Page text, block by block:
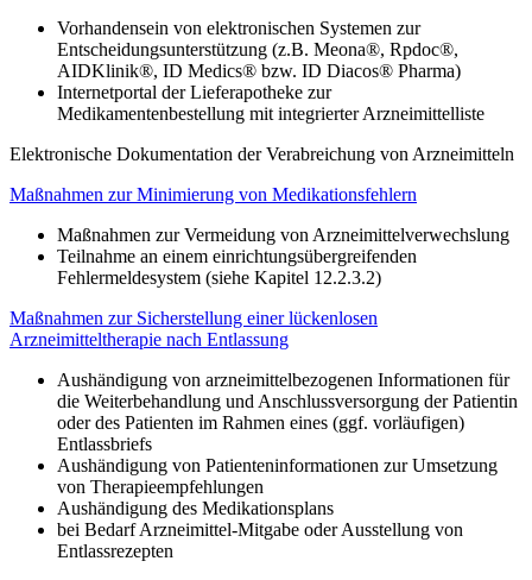
Vorhandensein von elektronischen Systemen zur
Entscheidungsunterstützung (z.B. Meona®, Rpdoc®,
AIDKlinik®, ID Medics® bzw. ID Diacos® Pharma)
Internetportal der Lieferapotheke zur
Medikamentenbestellung mit integrierter Arzneimittelliste
Elektronische Dokumentation der Verabreichung von Arzneimitteln
Maßnahmen zur Minimierung von Medikationsfehlern
Maßnahmen zur Vermeidung von Arzneimittelverwechslung
Teilnahme an einem einrichtungsübergreifenden
Fehlermeldesystem (siehe Kapitel 12.2.3.2)
Maßnahmen zur Sicherstellung einer lückenlosen
Arzneimitteltherapie nach Entlassung
Aushändigung von arzneimittelbezogenen Informationen für
die Weiterbehandlung und Anschlussversorgung der Patientin
oder des Patienten im Rahmen eines (ggf. vorläufigen)
Entlassbriefs
Aushändigung von Patienteninformationen zur Umsetzung
von Therapieempfehlungen
Aushändigung des Medikationsplans
bei Bedarf Arzneimittel-Mitgabe oder Ausstellung von
Entlassrezepten